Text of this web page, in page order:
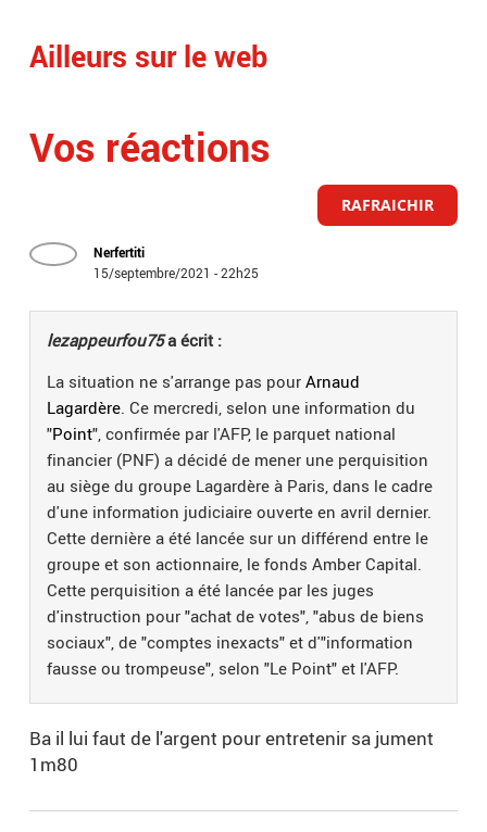
Ailleurs sur le web
Vos réactions
RAFRAICHIR
Nerfertiti
15/septembre/2021 - 22h25
lezappeurfou75a écrit :
La situation ne s'arrange pas pourArnaud
Lagardère. Ce mercredi, selon une information du
"Point", confirmée par l'AFP, le parquet national
financier (PNF) a décidé de mener une perquisition
au siège du groupe Lagardère à Paris, dans le cadre
d'une information judiciaire ouverte en avril dernier.
Cette dernière a été lancée sur un différend entre le
groupe et son actionnaire, le fonds Amber Capital.
Cette perquisition a été lancée par les juges
d'instruction pour "achat de votes", "abus de biens
sociaux", de "comptes inexacts" et d'"information
fausse ou trompeuse", selon "Le Point" et l'AFP.
Ba il lui faut de l'argent pour entretenir sa jument
1m80